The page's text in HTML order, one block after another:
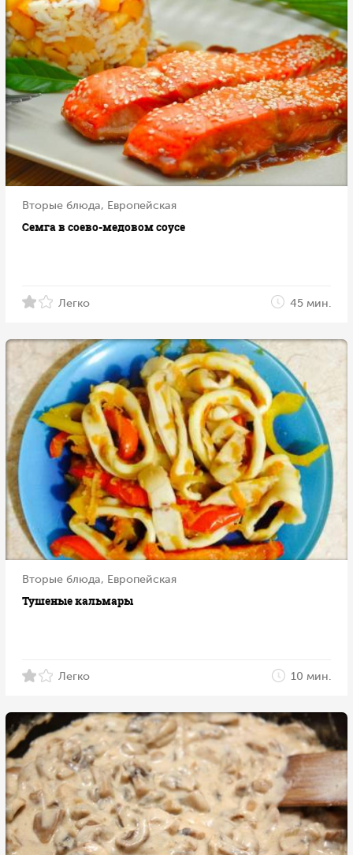
Вторые блюда, Европейская
Семга в соево-медовом соусе
Легко 45 мин.
Вторые блюда, Европейская
Тушеные кальмары
Легко 10 мин.